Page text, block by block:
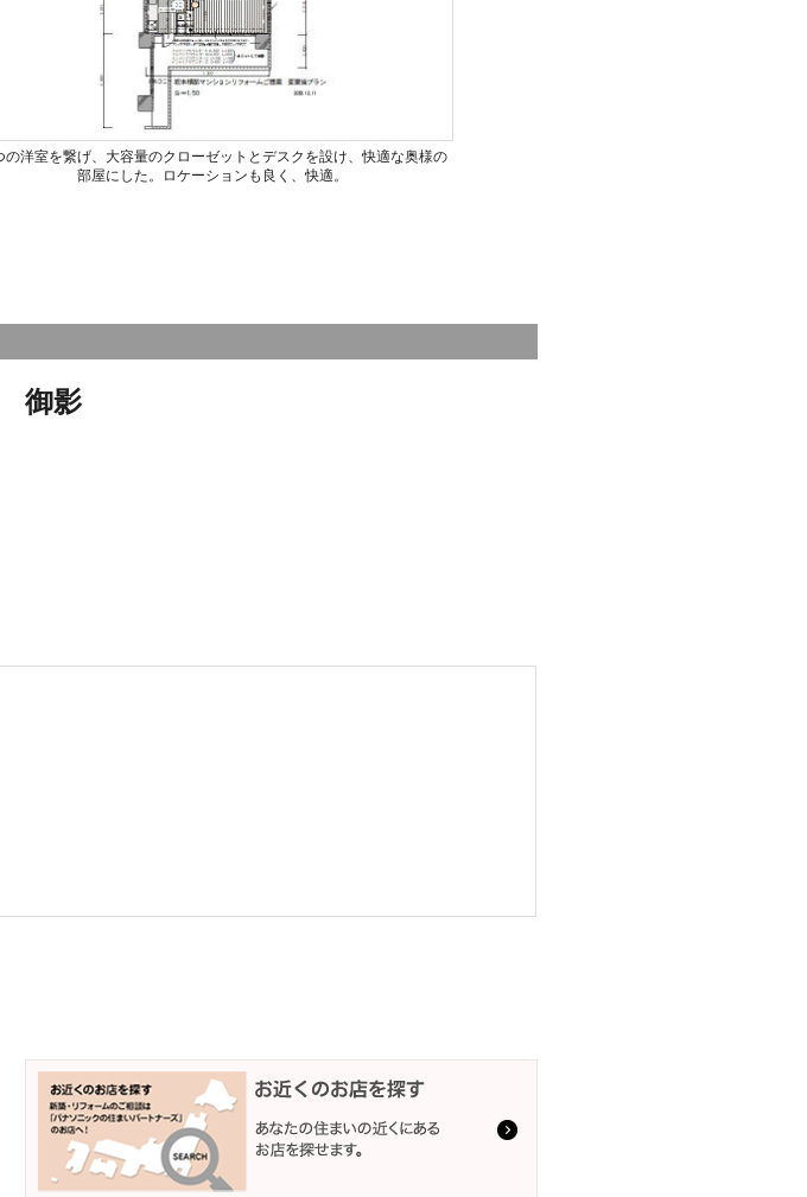
の洋室を繋げ、大容量のクローゼットとデスクを設け、快適な奥様の
部屋にした。ロケーションも良く、快適。
御影